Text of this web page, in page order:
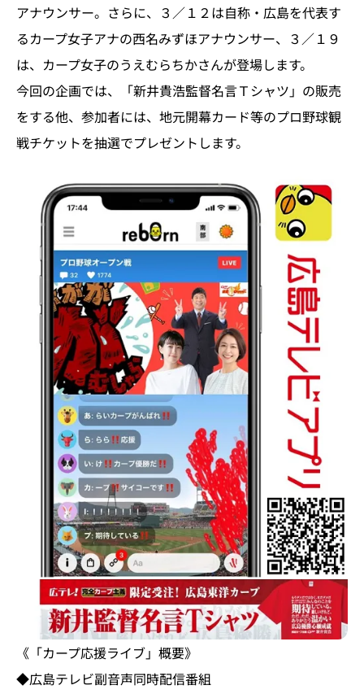
アナウンサー。さらに、３／１２は自称・広島を代表す
るカープ女子アナの西名みずほアナウンサー、３／１９
は、カープ女子のうえむらちかさんが登場します。
今回の企画では、「新井貴浩監督名言Ｔシャツ」の販売
をする他、参加者には、地元開幕カード等のプロ野球観
戦チケットを抽選でプレゼントします。
《「カープ応援ライブ」概要》
◆広島テレビ副音声同時配信番組